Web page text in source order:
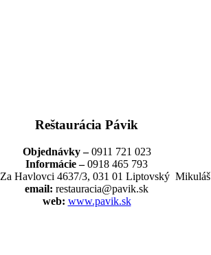
Reštaurácia Pávik
Objednávky – 0911 721 023
Informácie –0918 465 793
Za Havlovci 4637/3, 031 01 Liptovský Mikuláš
email: restauracia@pavik.sk
web: www.pavik.sk